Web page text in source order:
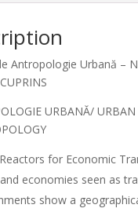
Antropologie Urbană –
URBANĂ/ URBAN
for Economic
economies seen as
show a